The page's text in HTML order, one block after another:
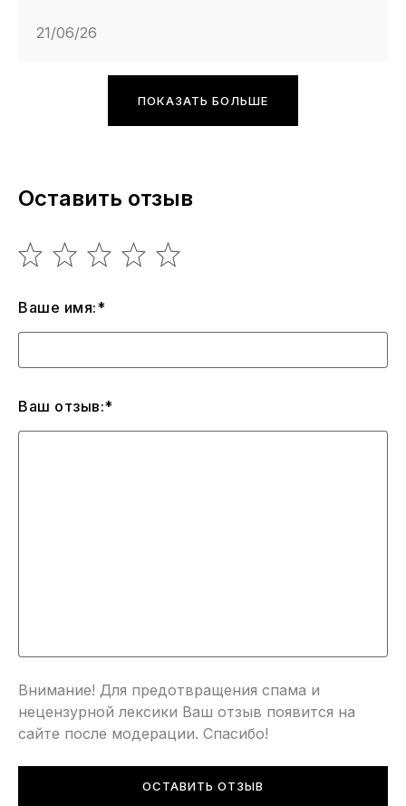
21/06/26
ПОКАЗАТЬ БОЛЬШЕ
Оставить отзыв
Ваше имя:*
Ваш отзыв:*
Внимание! Для предотвращения спама и
нецензурной лексики Ваш отзыв появится на
сайте после модерации. Спасибо!
ОСТАВИТЬ ОТЗЫВ